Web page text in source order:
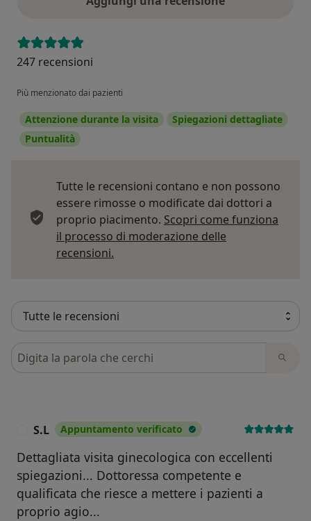
247 recensioni
Più menzionato dai pazienti
Attenzione durante la visita
Spiegazioni dettagliate
Puntualità
Tutte le recensioni contano e non possono
essere rimosse o modificate dai dottori a
proprio piacimento. Scopri come funziona
il processo di moderazione delle
recensioni.
Cerca nelle recensioni
S.L Appuntamento verificato
Dettagliata visita ginecologica con eccellenti
spiegazioni... Dottoressa competente e
qualificata che riesce a mettere i pazienti a
proprio agio...